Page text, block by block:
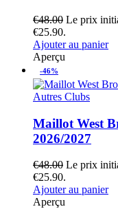
€48.00 Le prix
€25.90.
Ajouter au panier
Aperçu
-46%
Autres Clubs
Maillot West
2026/2027
€48.00 Le prix
€25.90.
Ajouter au panier
Aperçu